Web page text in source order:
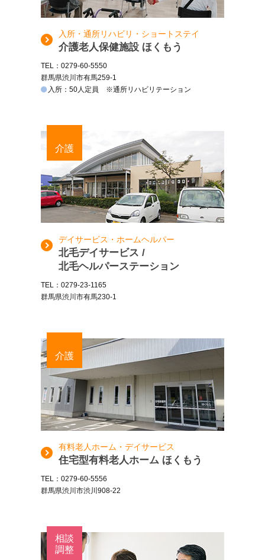
入所・通所リハビリ・ショートステイ
介護老人保健施設 ほくもう
TEL：0279-60-5550
群馬県渋川市有馬259-1
入所：50人定員 ※通所リハビリテーション
介護
デイサービス・ホームヘルパー
北毛デイサービス /
北毛ヘルパーステーション
TEL：0279-23-1165
群馬県渋川市有馬230-1
介護
有料老人ホーム・デイサービス
住宅型有料老人ホーム ほくもう
TEL：0279-60-5556
群馬県渋川市渋川908-22
相談
調整